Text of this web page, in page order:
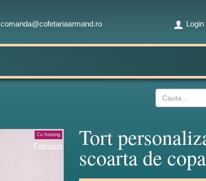
comanda@cofetariaarmand.ro Login
Cu frosting
Fabulos Tort
scoarta de